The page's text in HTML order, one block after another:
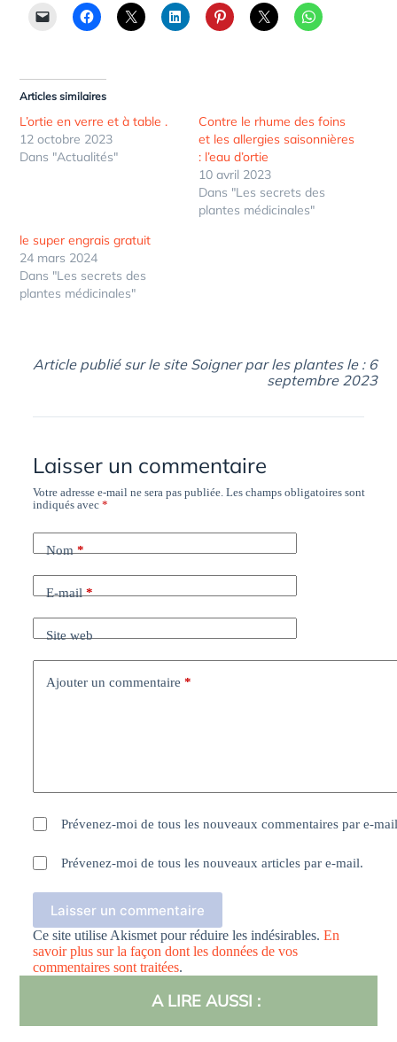
Articles similaires
L’ortie en verre et à table .
12 octobre 2023
Dans "Actualités"
Contre le rhume des foins
et les allergies saisonnières
: l’eau d’ortie
10 avril 2023
Dans "Les secrets des
plantes médicinales"
le super engrais gratuit
24 mars 2024
Dans "Les secrets des
plantes médicinales"
Article publié sur le site Soigner par les plantes le : 6
septembre 2023
Laisser un commentaire
Votre adresse e-mail ne sera pas publiée. Les champs obligatoires sont
indiqués avec*
Nom*
E-mail*
Site web
Ajouter un commentaire *
Prévenez-moi de tous les nouveaux commentaires par e-
Prévenez-moi de tous les nouveaux articles par e-mail.
Laisser un commentaire
Ce site utilise Akismet pour réduire les indésirables.En
savoir plus sur la façon dont les données de vos
commentaires sont traitées.
A LIRE AUSSI :